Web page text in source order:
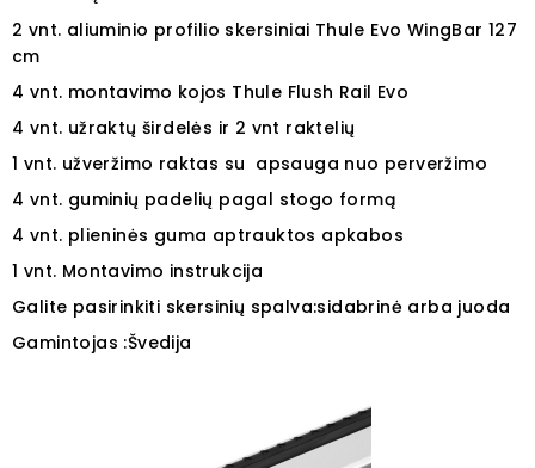
2 vnt. aliuminio profilio skersiniai Thule Evo WingBar 127
cm
4 vnt. montavimo kojos Thule Flush Rail Evo
4 vnt. užraktų širdelės ir 2 vnt raktelių
1 vnt. užveržimo raktas su apsauga nuo perveržimo
4 vnt. guminių padelių pagal stogo formą
4 vnt. plieninės guma aptrauktos apkabos
1 vnt. Montavimo instrukcija
Galite pasirinkiti skersinių spalva:sidabrinė arba juoda
Gamintojas :Švedija